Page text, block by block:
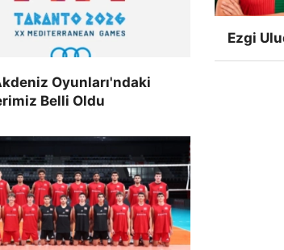
Oyunları'ndaki
Belli Oldu
Ezgi